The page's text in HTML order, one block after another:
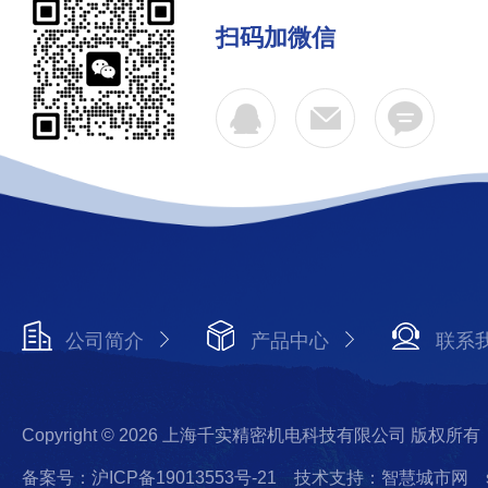
扫码加微信
公司简介 产品中心 联系
Copyright © 2026 上海千实精密机电科技有限公司 版权所有
备案号：沪ICP备19013553号-21 技术支持：智慧城市网